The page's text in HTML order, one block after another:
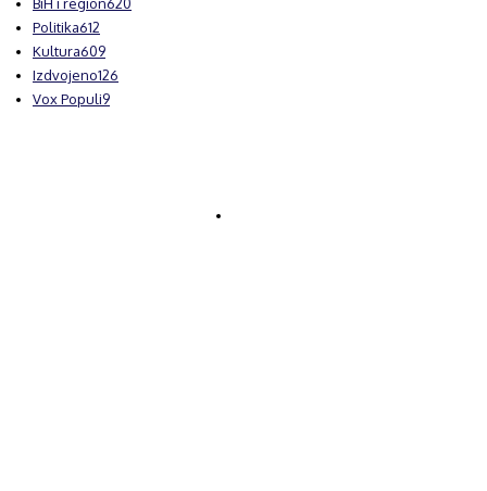
Politika612
Kultura609
Izdvojeno126
Vox Populi9